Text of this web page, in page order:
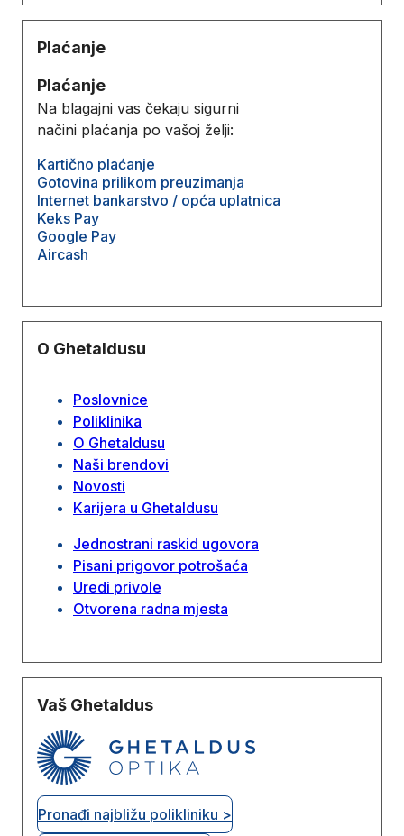
Plaćanje
Plaćanje
Na blagajni vas čekaju sigurni
načini plaćanja po vašoj želji:
Kartično plaćanje
Gotovina prilikom preuzimanja
Internet bankarstvo / opća uplatnica
Keks Pay
Google Pay
Aircash
O Ghetaldusu
Poslovnice
Poliklinika
O Ghetaldusu
Naši brendovi
Novosti
Karijera u Ghetaldusu
Jednostrani raskid ugovora
Pisani prigovor potrošaća
Uredi privole
Otvorena radna mjesta
Vaš Ghetaldus
Pronađi najbližu polikliniku >